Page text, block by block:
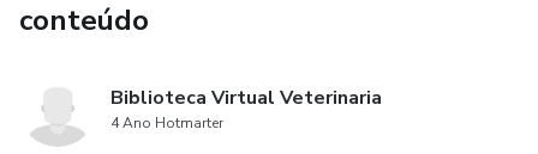
Comportamento Animal
conteúdo
Biblioteca Virtual Veterinaria
4 Ano Hotmarter